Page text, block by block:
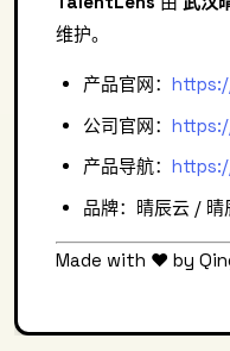
维护。
产品官网：
公司官网：
产品导航：
品牌：晴辰云 / 晴
Made with ❤️ by